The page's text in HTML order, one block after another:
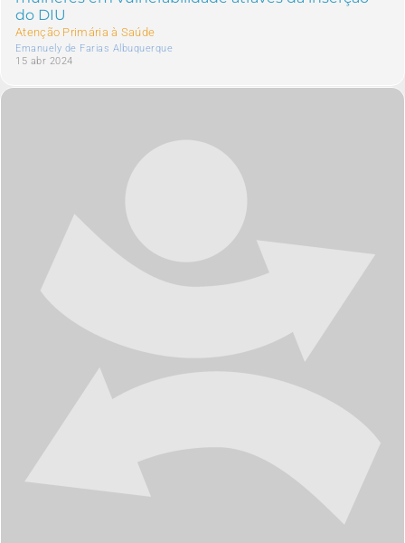
do DIU
Atenção Primária à Saúde
Emanuely de Farias Albuquerque
15 abr 2024